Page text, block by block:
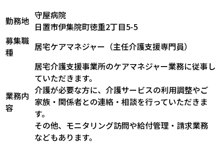
勤務地 守屋病院
日置市伊集院町徳重2丁目5-5
募集職
種
居宅ケアマネジャー（主任介護支援専門員）
業務内
容
居宅介護支援事業所のケアマネジャー業務に従事し
ていただきます。
介護が必要な方に、介護サービスの利用調整やご
家族・関係者との連絡・相談を行っていただきま
す。
その他、モニタリング訪問や給付管理・請求業務
などもあります。